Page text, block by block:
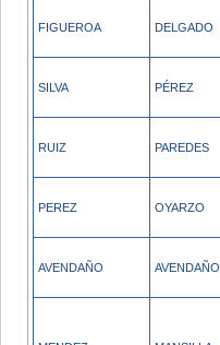
FIGUEROA DELGADO
SILVA PÉREZ
RUIZ PAREDES
PEREZ OYARZO
AVENDAÑO AVENDAÑO